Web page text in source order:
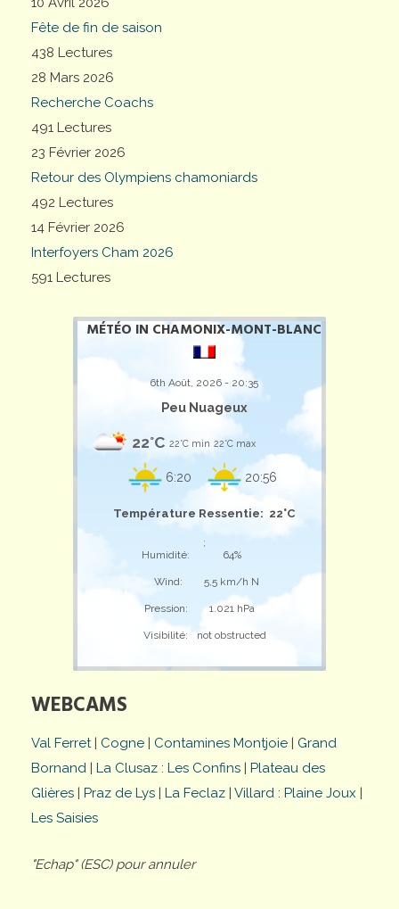
Fête de fin de saison
438 Lectures
28 Mars 2026
Recherche Coachs
491 Lectures
23 Février 2026
Retour des Olympiens chamoniards
492 Lectures
14 Février 2026
Interfoyers Cham 2026
591 Lectures
MÉTÉO IN CHAMONIX-MONT-BLANC
6th Août, 2026 - 20:35
Peu Nuageux
22°C 22°C min 22°C max
6:20 20:56
Température Ressentie: 22°C
;
Humidité:
64%
Wind: 5,5 km/h N
Pression: 1.021 hPa
Visibilité: not obstructed
WEBCAMS
Val Ferret| Cogne | Contamines Montjoie | Grand
Bornand | La Clusaz : Les Confins | Plateau des
Glières | Praz de Lys | La Feclaz | Villard : Plaine Joux |
Les Saisies
"Echap" (ESC) pour annuler